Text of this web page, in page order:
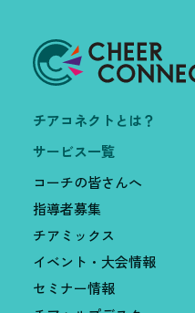
チアコネクトとは？
サービス一覧
コーチの皆さんへ
指導者募集
チアミックス
イベント・大会情報
セミナー情報